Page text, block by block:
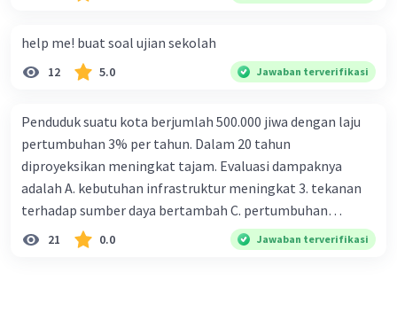
help me! buat soal ujian sekolah
12 5.0 Jawaban terverifikasi
Penduduk suatu kota berjumlah 500.000 jiwa dengan laju
pertumbuhan 3% per tahun. Dalam 20 tahun
diproyeksikan meningkat tajam. Evaluasi dampaknya
adalah A. kebutuhan infrastruktur meningkat 3. tekanan
terhadap sumber daya bertambah C. pertumbuhan
eksponensial berdampak jangka panjang D. tidak
memengaruhi tata ruang E. proyeksi penduduk penting
21 0.0 Jawaban terverifikasi